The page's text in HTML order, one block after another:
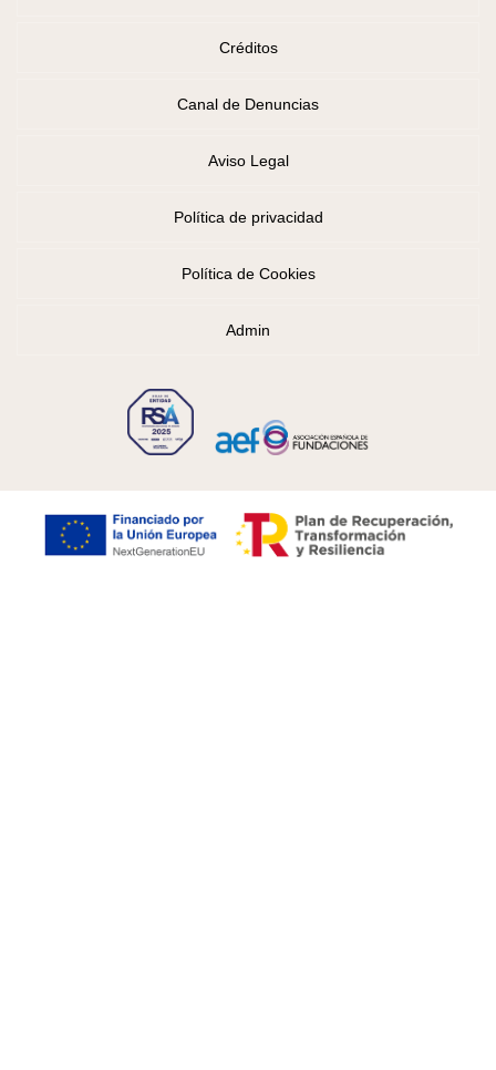
Créditos
Canal de Denuncias
Aviso Legal
Política de privacidad
Política de Cookies
Admin